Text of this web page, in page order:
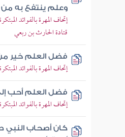
وعلم ينتفع به
إتحاف المهرة بالفوائد
قتادة الحارث بن ربعي
فضل العلم خير
إتحاف المهرة بالفوائد
فضل العلم أحب
إتحاف المهرة بالفوائد
كان أصحاب النبي